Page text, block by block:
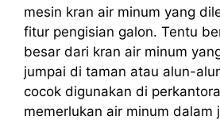
mesin kran air minum yang
fitur pengisian galon. Tentu
besar dari kran air minum
jumpai di taman atau alun-
cocok digunakan di
memerlukan air minum dalam